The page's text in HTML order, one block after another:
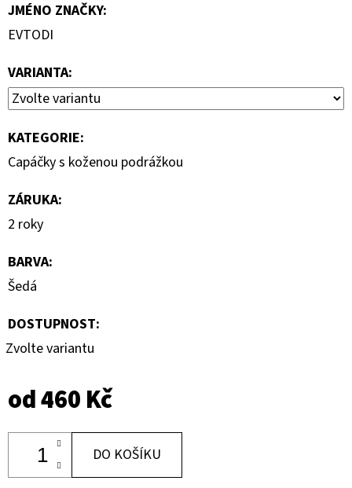
JMÉNO ZNAČKY:
EVTODI
VARIANTA:
KATEGORIE:
Capáčky s koženou podrážkou
ZÁRUKA:
2 roky
BARVA:
Šedá
DOSTUPNOST:
Zvolte variantu
od460 Kč
DO KOŠÍKU